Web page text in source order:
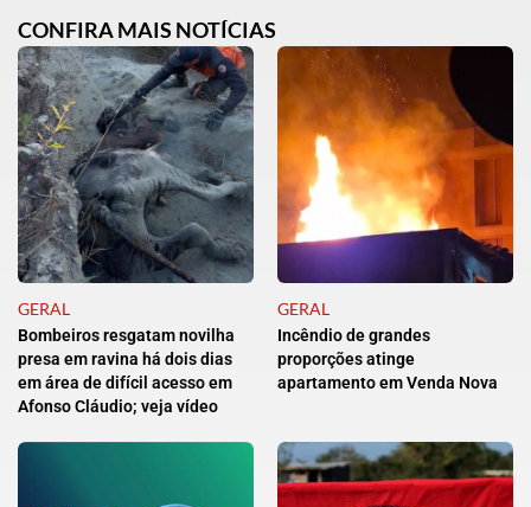
CONFIRA MAIS NOTÍCIAS
GERAL
Bombeiros resgatam novilha
presa em ravina há dois dias
em área de difícil acesso em
Afonso Cláudio; veja vídeo
GERAL
Incêndio de grandes
proporções atinge
apartamento em Venda Nova